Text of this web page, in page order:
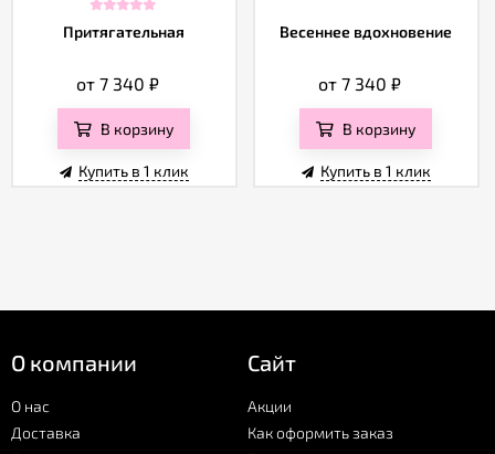
Притягательная
от 7 340 ₽
В корзину
Купить в 1 клик
Весеннее вдохновение
от 7 340 ₽
В корзину
Купить в 1 клик
О компании
О нас
Доставка
Сайт
Акции
Как оформить заказ